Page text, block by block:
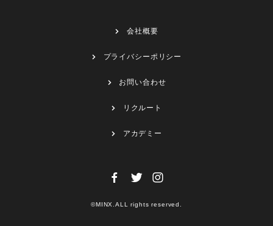
会社概要
プライバシーポリシー
お問い合わせ
リクルート
アカデミー
©MINX.ALL rights reserved.